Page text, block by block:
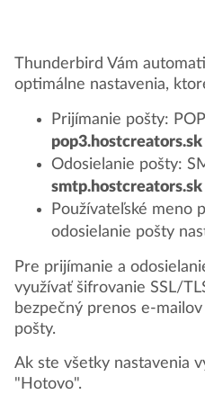
Thunderbird Vám
optimálne nastavenia,
Prijímanie pošty:
pop3.hostcreators.sk
Odosielanie pošty:
smtp.hostcreators.sk
Používateľské meno
odosielanie pošty
Pre prijímanie a
využívať šifrovanie SSL/
bezpečný prenos e-
pošty.
Ak ste všetky nastavenia
"Hotovo".